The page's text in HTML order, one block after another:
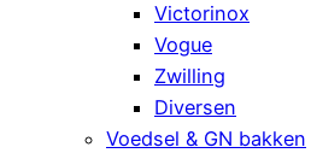
Victorinox
Vogue
Zwilling
Diversen
Voedsel & GN bakken